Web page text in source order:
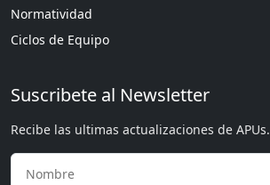
Normatividad
Ciclos de Equipo
Suscribete al Newsletter
Recibe las ultimas actualizaciones de APUs.